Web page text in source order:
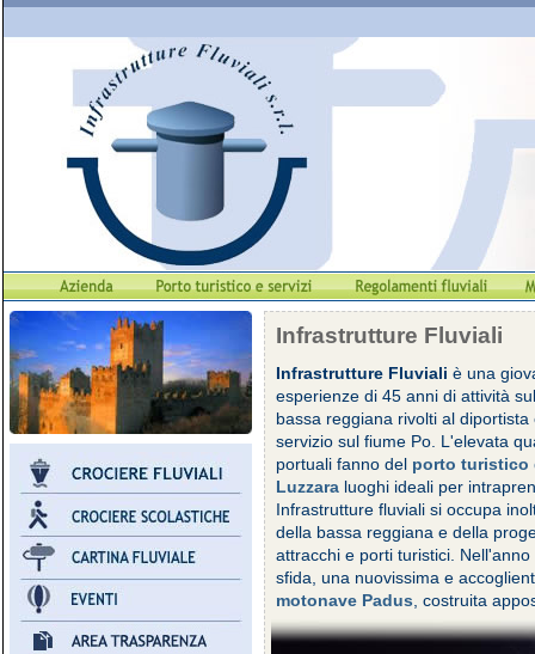
Infrastrutture Fluviali
Infrastrutture Fluviali è una
esperienze di 45 anni di attività
bassa reggiana rivolti al
servizio sul fiume Po. L'elevata
portuali fanno del porto turistico
Luzzara luoghi ideali per
Infrastrutture fluviali si occupa
della bassa reggiana e della
attracchi e porti turistici.
sfida, una nuovissima e
motonave Padus , costruita